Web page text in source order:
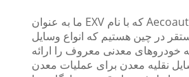
ما به عنوان EXV که با نام Aecoauto شناخته می‌شود،
در چین هستیم که انواع وسایل
خودروهای معدنی معروف را ارائه
نقلیه معدن برای عملیات معدن